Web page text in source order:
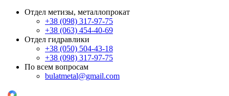
Отдел метизы, металлопрокат
+38 (098) 317-97-75
+38 (063) 454-40-69
Отдел гидравлики
+38 (050) 504-43-18
+38 (098) 317-97-75
По всем вопросам
bulatmetal@gmail.com